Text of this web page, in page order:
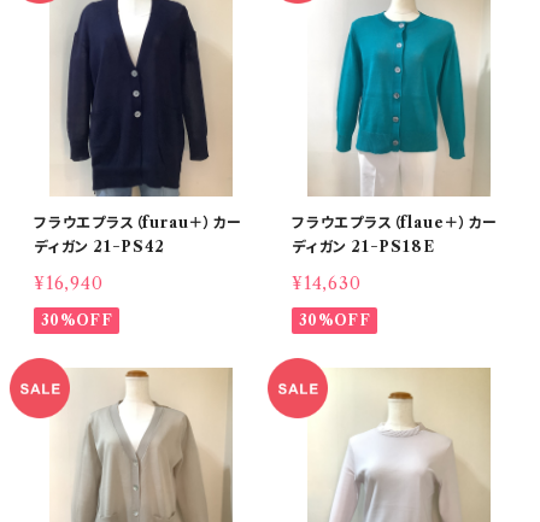
フラウエプラス（furau＋）カー
ディガン 21−PS42
¥16,940
30%OFF
フラウエプラス（flaue＋）カー
ディガン 21−PS18E
¥14,630
30%OFF